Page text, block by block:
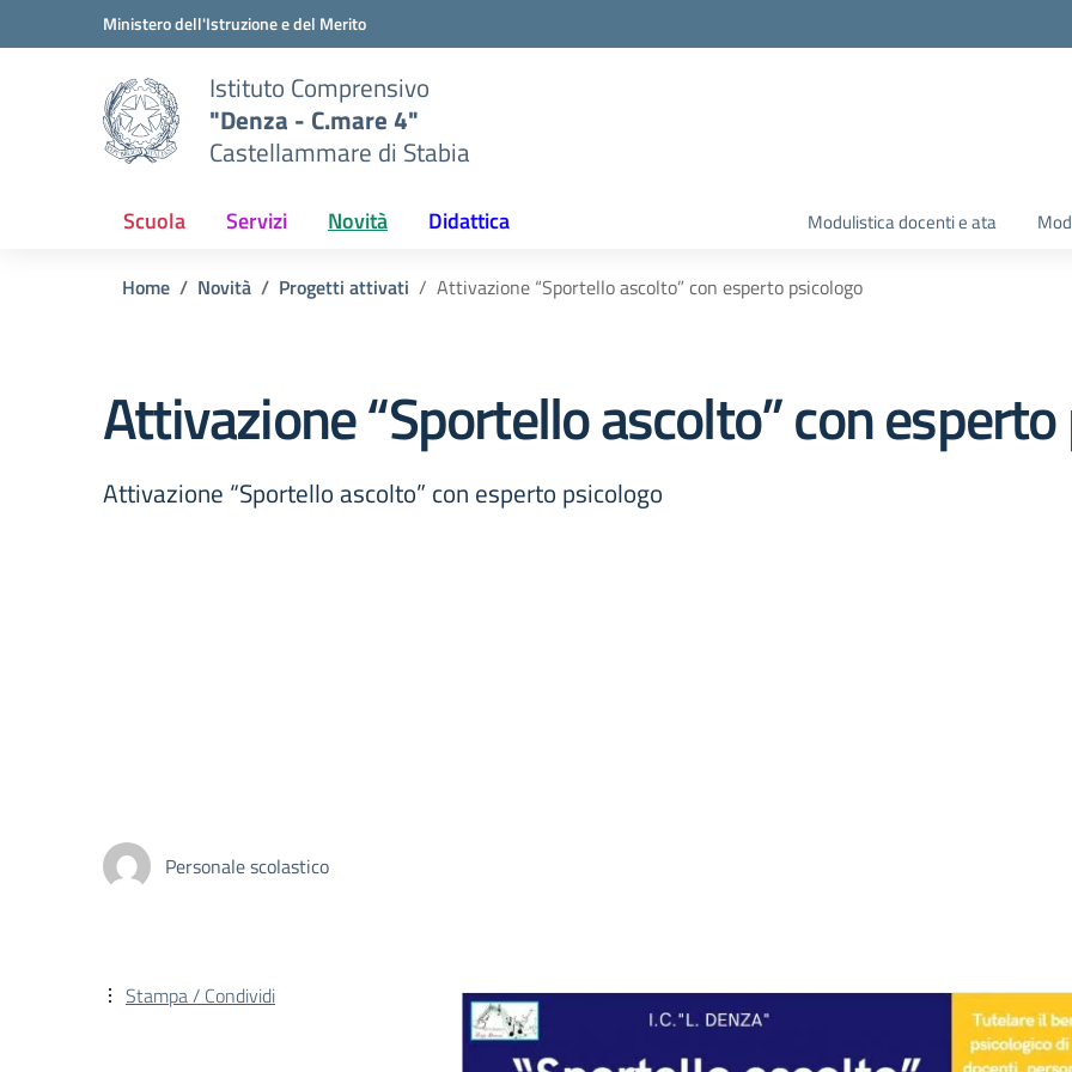
Vai ai contenuti
Vai al menu di navigazioneMinistero dell'Istruzione e del Merito
Istituto Comprensivo
"Denza - C.mare 4"
Castellammare di Stabia
Scuola Servizi Novità Didattica Modulistica docenti e ata
Home Novità Progetti attivati Attivazione “Sportello ascolto” con esperto psicologo
Attivazione “Sportello ascolto” con
Attivazione “Sportello ascolto” con esperto psicologo
Personale scolastico
Stampa / Condividi